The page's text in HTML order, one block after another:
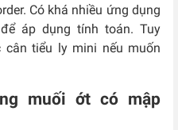
Có khá nhiều ứng dụng
áp dụng tính toán. Tuy
cân tiểu ly mini nếu muốn
muối ớt có mập